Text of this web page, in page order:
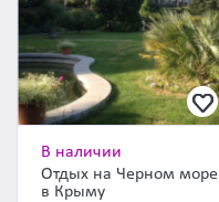
В наличии
Отдых на Черном море
в Крыму